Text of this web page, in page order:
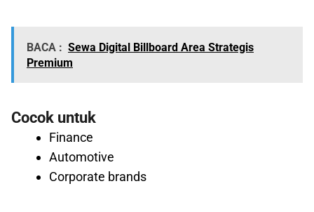
BACA : Sewa Digital Billboard Area Strategis
Premium
Cocok untuk
Finance
Automotive
Corporate brands